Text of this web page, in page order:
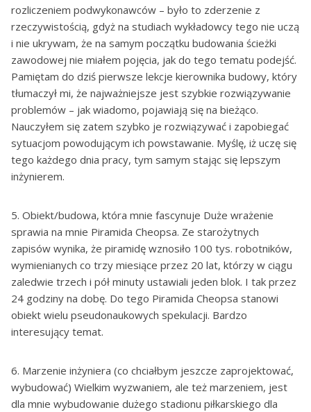
rozliczeniem podwykonawców – było to zderzenie z
rzeczywistością, gdyż na studiach wykładowcy tego nie uczą
i nie ukrywam, że na samym początku budowania ścieżki
zawodowej nie miałem pojęcia, jak do tego tematu podejść.
Pamiętam do dziś pierwsze lekcje kierownika budowy, który
tłumaczył mi, że najważniejsze jest szybkie rozwiązywanie
problemów – jak wiadomo, pojawiają się na bieżąco.
Nauczyłem się zatem szybko je rozwiązywać i zapobiegać
sytuacjom powodującym ich powstawanie. Myślę, iż uczę się
tego każdego dnia pracy, tym samym stając się lepszym
inżynierem.
5. Obiekt/budowa, która mnie fascynuje Duże wrażenie
sprawia na mnie Piramida Cheopsa. Ze starożytnych
zapisów wynika, że piramidę wznosiło 100 tys. robotników,
wymienianych co trzy miesiące przez 20 lat, którzy w ciągu
zaledwie trzech i pół minuty ustawiali jeden blok. I tak przez
24 godziny na dobę. Do tego Piramida Cheopsa stanowi
obiekt wielu pseudonaukowych spekulacji. Bardzo
interesujący temat.
6. Marzenie inżyniera (co chciałbym jeszcze zaprojektować,
wybudować) Wielkim wyzwaniem, ale też marzeniem, jest
dla mnie wybudowanie dużego stadionu piłkarskiego dla